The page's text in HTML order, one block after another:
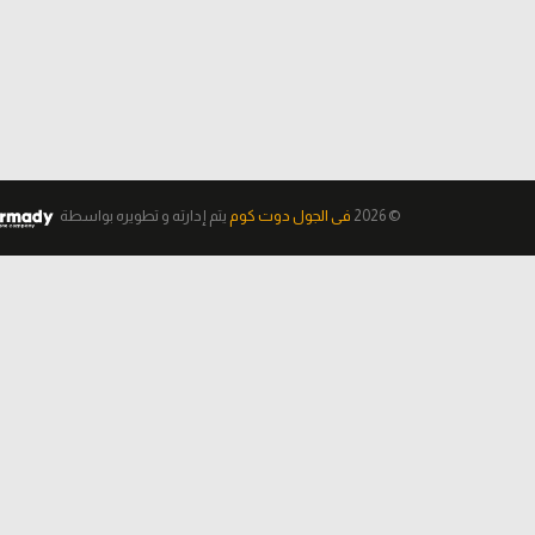
© 2026 فى الجول دوت كوم يتم إدارته و تطويره بواسطة